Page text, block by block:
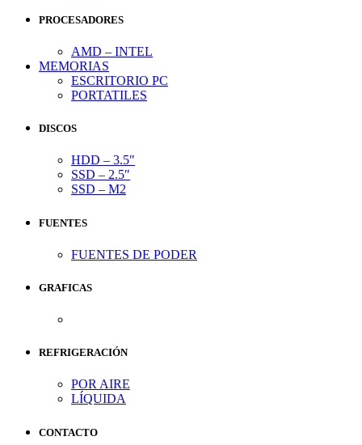
PROCESADORES
AMD – INTEL
MEMORIAS
ESCRITORIO PC
PORTATILES
DISCOS
HDD – 3.5″
SSD – 2.5″
SSD – M2
FUENTES
FUENTES DE PODER
GRAFICAS
REFRIGERACIÓN
POR AIRE
LÍQUIDA
CONTACTO